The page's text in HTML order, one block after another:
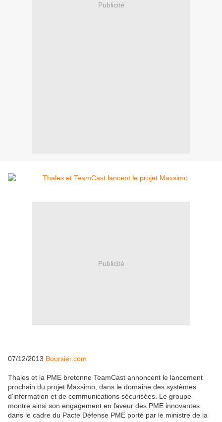
Publicité
Publicité
07/12/2013 Boursier.com
Thales et la PME bretonne TeamCast annoncent le lancement
prochain du projet Maxsimo, dans le domaine des systèmes
d'information et de communications sécurisées. Le groupe
montre ainsi son engagement en faveur des PME innovantes
dans le cadre du Pacte Défense PME porté par le ministre de la